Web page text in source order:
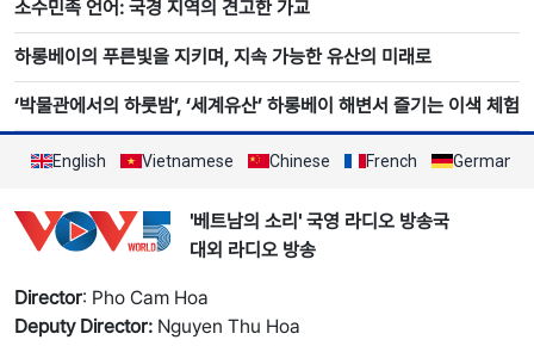
소수민족 언어: 국경 지역의 견고한 가교
하롱베이의 푸른빛을 지키며, 지속 가능한 유산의 미래로
‘박물관에서의 하룻밤’, ‘세계유산’ 하롱베이 해변서 즐기는 이색 체험
English Vietnamese Chinese French German
'베트남의 소리' 국영 라디오 방송국
대외 라디오 방송
Director: Pho Cam Hoa
Deputy Director: Nguyen Thu Hoa